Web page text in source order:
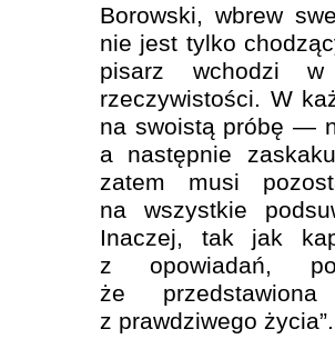
Borowski, wbrew
nie jest tylko
pisarz wchodzi w
rzeczywistości. W
na swoistą próbę —
a następnie
zatem musi
na wszystkie
Inaczej, tak jak
z opowiadań,
że
z prawdziwego życia”.